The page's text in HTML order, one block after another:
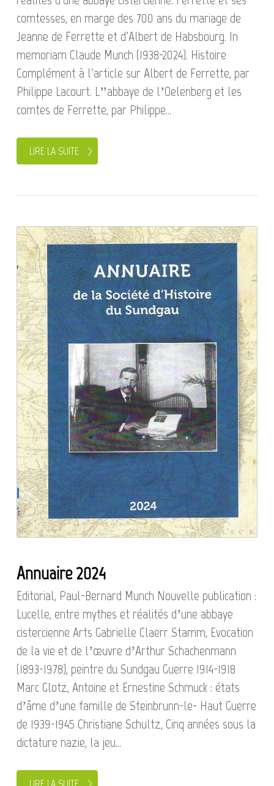
comtesses, en marge des 700 ans du mariage de
Jeanne de Ferrette et d'Albert de Habsbourg. In
memoriam Claude Munch (1938-2024). Histoire
Complément à l'article sur Albert de Ferrette, par
Philippe Lacourt. L’’abbaye de l’Oelenberg et les
comtes de Ferrette, par Philippe...
LIRE LA SUITE
Annuaire 2024
Editorial, Paul-Bernard Munch Nouvelle publication :
Lucelle, entre mythes et réalités d’une abbaye
cistercienne Arts Gabrielle Claerr Stamm, Evocation
de la vie et de l’œuvre d’Arthur Schachenmann
(1893-1978), peintre du Sundgau Guerre 1914-1918
Marc Glotz, Antoine et Ernestine Schmuck : états
d’âme d’une famille de Steinbrunn-le- Haut Guerre
de 1939-1945 Christiane Schultz, Cinq années sous la
dictature nazie, la jeu...